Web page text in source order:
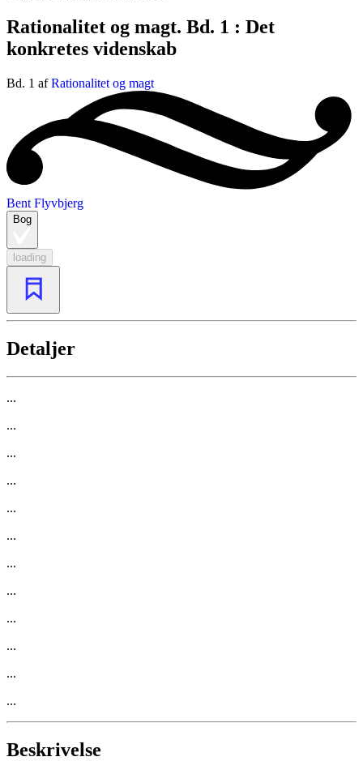
Rationalitet og magt. Bd. 1 : Det
konkretes videnskab
Bd. 1 afRationalitet og magt
Bent Flyvbjerg
Bog
loading
Detaljer
...
...
...
...
...
...
...
...
...
...
...
...
Beskrivelse